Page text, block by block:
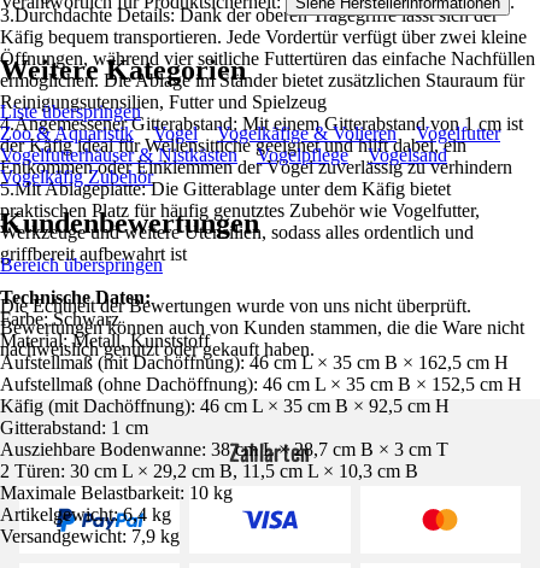
3.Durchdachte Details: Dank der oberen Tragegriffe lässt sich der
Käfig bequem transportieren. Jede Vordertür verfügt über zwei kleine
Öffnungen, während vier seitliche Futtertüren das einfache Nachfüllen
ermöglichen. Die Ablage im Ständer bietet zusätzlichen Stauraum für
Reinigungsutensilien, Futter und Spielzeug
4.Angemessener Gitterabstand: Mit einem Gitterabstand von 1 cm ist
der Käfig ideal für Wellensittiche geeignet und hilft dabei, ein
Entkommen oder Einklemmen der Vögel zuverlässig zu verhindern
5.Mit Ablageplatte: Die Gitterablage unter dem Käfig bietet
praktischen Platz für häufig genutztes Zubehör wie Vogelfutter,
Werkzeuge und weitere Utensilien, sodass alles ordentlich und
griffbereit aufbewahrt ist
Technische Daten:
Farbe: Schwarz
Material: Metall, Kunststoff
Aufstellmaß (mit Dachöffnung): 46 cm L × 35 cm B × 162,5 cm H
Aufstellmaß (ohne Dachöffnung): 46 cm L × 35 cm B × 152,5 cm H
Käfig (mit Dachöffnung): 46 cm L × 35 cm B × 92,5 cm H
Gitterabstand: 1 cm
Ausziehbare Bodenwanne: 38 cm L × 28,7 cm B × 3 cm T
2 Türen: 30 cm L × 29,2 cm B, 11,5 cm L × 10,3 cm B
Maximale Belastbarkeit: 10 kg
Artikelgewicht: 6,4 kg
Versandgewicht: 7,9 kg
Weitere Kategorien
Liste überspringen
Zoo & Aquaristik
Vogel Vogelkäfige & Volieren
Vogelfutter
Vogelfutterhäuser & Nistkästen
Vogelpflege
Vogelsand
Vogelkäfig Zubehör
Kundenbewertungen
Bereich überspringen
Die Echtheit der Bewertungen wurde von uns nicht überprüft.
Bewertungen können auch von Kunden stammen, die die Ware nicht
nachweislich genutzt oder gekauft haben.
Zahlarten